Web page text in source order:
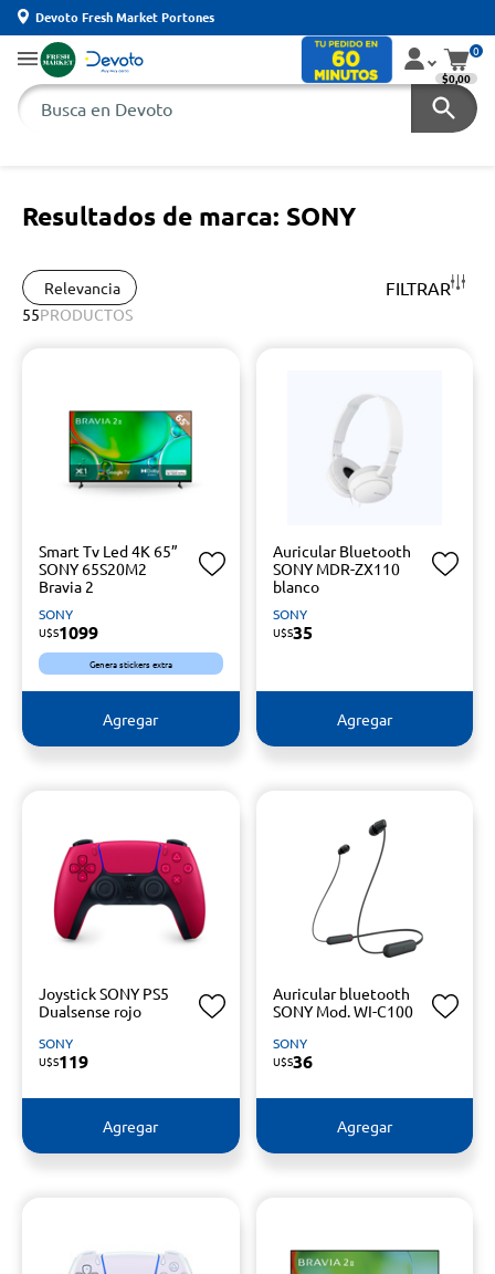
Devoto Fresh Market Portones
0
$0,00
Resultados de marca: SONY
Relevancia FILTRAR
55PRODUCTOS
Smart Tv Led 4K 65”
SONY 65S20M2
Bravia 2
SONY
U$S1099
Genera stickers extra
Agregar
Auricular Bluetooth
SONY MDR-ZX110
blanco
SONY
U$S35
Agregar
Joystick SONY PS5
Dualsense rojo
SONY
U$S119
Agregar
Auricular bluetooth
SONY Mod. WI-C100
SONY
U$S36
Agregar